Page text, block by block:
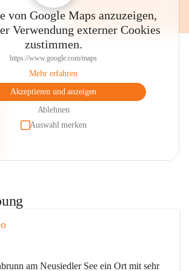
von Google Maps anzuzeigen,
Verwendung externer Cookies
zustimmen.
https://www.google.com/maps
Mehr erfahren
Akzeptieren und anzeigen
Ablehnen
Auswahl merken
am Neusiedler See ein Ort mit sehr